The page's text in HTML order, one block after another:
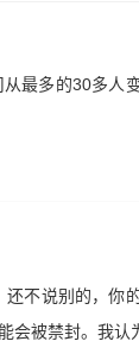
最多的30多人
不说别的，你
被禁封。我认